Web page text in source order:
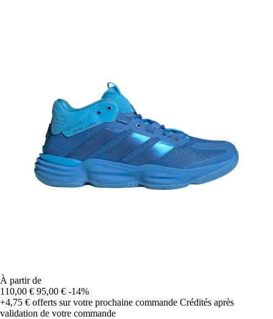
À partir de
110,00 € 95,00 € -14%
+4,75 € offerts sur votre prochaine commande Crédités après
validation de votre commande